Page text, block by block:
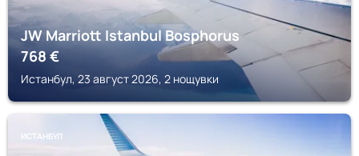
JW Marriott Istanbul Bosphorus
768€
Истанбул, 23 август 2026, 2 нощувки
ИСТАНБУЛ